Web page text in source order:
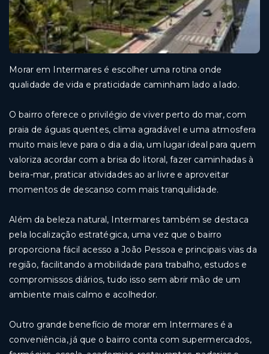
Morar em Intermares é escolher uma rotina onde
qualidade de vida e praticidade caminham lado a lado.
O bairro oferece o privilégio de viver perto do mar, com
praia de águas quentes, clima agradável e uma atmosfera
muito mais leve para o dia a dia, um lugar ideal para quem
valoriza acordar com a brisa do litoral, fazer caminhadas à
beira-mar, praticar atividades ao ar livre e aproveitar
momentos de descanso com mais tranquilidade.
Além da beleza natural, Intermares também se destaca
pela localização estratégica, uma vez que o bairro
proporciona fácil acesso a João Pessoa e principais vias da
região, facilitando a mobilidade para trabalho, estudos e
compromissos diários, tudo isso sem abrir mão de um
ambiente mais calmo e acolhedor.
Outro grande benefício de morar em Intermares é a
conveniência, já que o bairro conta com supermercados,